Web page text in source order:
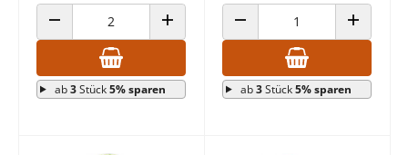
ANZAHL VERRINGERN ANZAHL ERHÖHEN
ab3Stück5% sparen
ANZAHL VERRINGERN ANZAHL
ab3Stück5% sparen